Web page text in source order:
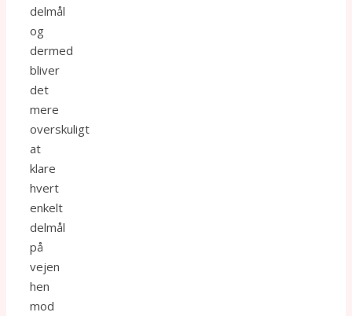
delmål
og
dermed
bliver
det
mere
overskuligt
at
klare
hvert
enkelt
delmål
på
vejen
hen
mod